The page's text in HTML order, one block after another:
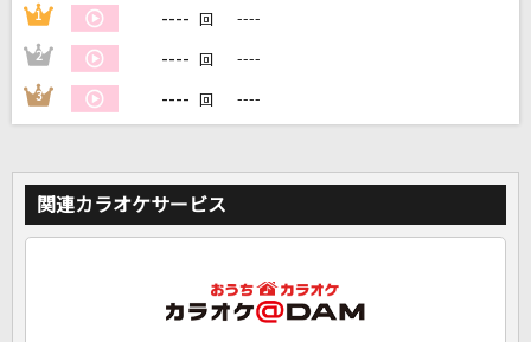
カラオケをもっと楽しもう！
家族や友達と一緒に！練習にも！
1 ---- 回 ----
2 ---- 回 ----
3 ---- 回 ----
関連カラオケサービス